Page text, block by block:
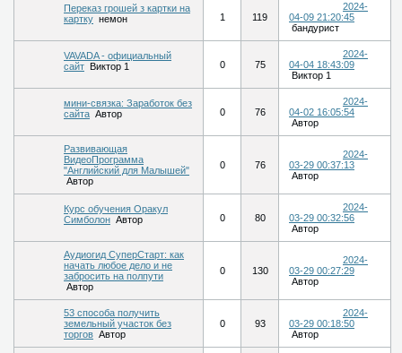
Переказ грошей з картки на
картку немон 1 119
2024-
04-09 21:20:45
бандурист
VAVADA - официальный
сайт
Виктор 1 0 75
2024-
04-04 18:43:09
Виктор 1
мини-cвязка: Зарaботок без
сайта Автор 0 76
2024-
04-02 16:05:54
Автор
Развивающая
ВидеоПрограмма
"Английский для Малышей"
Автор
0 76
2024-
03-29 00:37:13
Автор
Курс обучения Оракул
Симболон Автор 0 80
2024-
03-29 00:32:56
Автор
Аудиогид СуперСтарт: как
начать любое дело и не
забросить на полпути
Автор
0 130
2024-
03-29 00:27:29
Автор
53 способа получить
земельный участок без
торгов Автор
0 93
2024-
03-29 00:18:50
Автор